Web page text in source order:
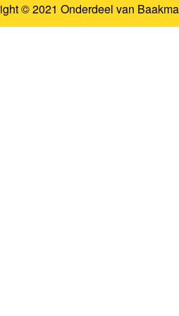
© 2021 Onderdeel van